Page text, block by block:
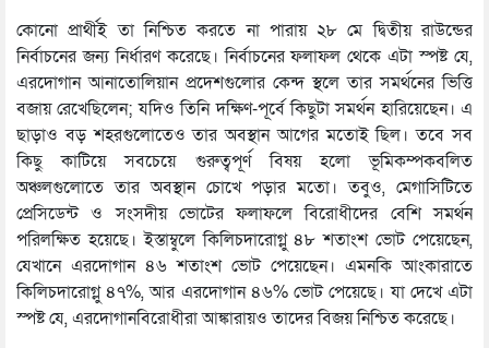
কোনো প্রার্থীই তা নিশ্চিত করতে না পারায় ২৮ মে দ্বিতীয় রাউন্ডের
নির্বাচনের জন্য নির্ধারণ করেছে। নির্বাচনের ফলাফল থেকে এটা স্পষ্ট যে,
এরদোগান আনাতোলিয়ান প্রদেশগুলোর কেন্দ স্থলে তার সমর্থনের ভিত্তি
বজায় রেখেছিলেন; যদিও তিনি দক্ষিণ-পূর্বে কিছুটা সমর্থন হারিয়েছেন। এ
ছাড়াও বড় শহরগুলোতেও তার অবস্থান আগের মতোই ছিল। তবে সব
কিছু কাটিয়ে সবচেয়ে গুরুত্বপূর্ণ বিষয় হলো ভূমিকম্পকবলিত
অঞ্চলগুলোতে তার অবস্থান চোখে পড়ার মতো। তবুও, মেগাসিটিতে
প্রেসিডেন্ট ও সংসদীয় ভোটের ফলাফলে বিরোধীদের বেশি সমর্থন
পরিলক্ষিত হয়েছে। ইস্তাম্বুলে কিলিচদারোগ্লু ৪৮ শতাংশ ভোট পেয়েছেন,
যেখানে এরদোগান ৪৬ শতাংশ ভোট পেয়েছেন। এমনকি আংকারাতে
কিলিচদারোগ্লু ৪৭%, আর এরদোগান ৪৬% ভোট পেয়েছে। যা দেখে এটা
স্পষ্ট যে, এরদোগানবিরোধীরা আঙ্কারায়ও তাদের বিজয় নিশ্চিত করেছে।